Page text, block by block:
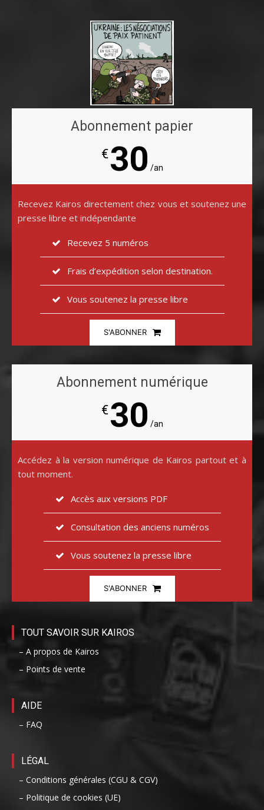
Abonnement papier
€30 /an
Recevez Kairos directement chez vous et soutenez une
presse libre et indépendante
Recevez 5 numéros
Frais d’expédition selon destination.
Vous soutenez la presse libre
S'ABONNER
Abonnement numérique
€30 /an
Accédez à la version numérique de Kairos partout et à
tout moment.
Accès aux versions PDF
Consultation des anciens numéros
Vous soutenez la presse libre
S'ABONNER
TOUT SAVOIR SUR KAIROS
– A propos de Kairos
– Points de vente
AIDE
– FAQ
LÉGAL
– Conditions générales (CGU & CGV)
– Politique de cookies (UE)